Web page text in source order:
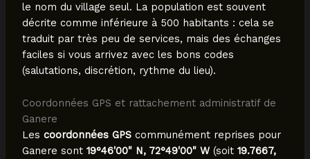
le nom du village seul. La population est souvent
décrite comme inférieure à 500 habitants : cela se
traduit par très peu de services, mais des échanges
faciles si vous arrivez avec les bons codes
(salutations, discrétion, rythme du lieu).
Coordonnées GPS et rattachement administratif de
Ganere
Les coordonnées GPScommunément reprises pour
Ganere sont 19°46'00" N, 72°49'00" W(soit 19.7667,